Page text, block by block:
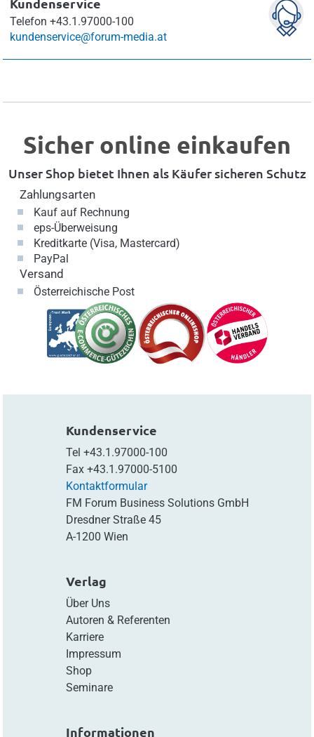
Telefon +43.1.97000-100
kundenservice@forum-media.at
Sicher online einkaufen
Unser Shop bietet Ihnen als Käufer sicheren Schutz
Zahlungsarten
Kauf auf Rechnung
eps-Überweisung
Kreditkarte (Visa, Mastercard)
PayPal
Versand
Österreichische Post
Kundenservice
Tel +43.1.97000-100
Fax +43.1.97000-5100
Kontaktformular
FM Forum Business Solutions GmbH
Dresdner Straße 45
A-1200 Wien
Verlag
Über Uns
Autoren & Referenten
Karriere
Impressum
Shop
Seminare
Informationen